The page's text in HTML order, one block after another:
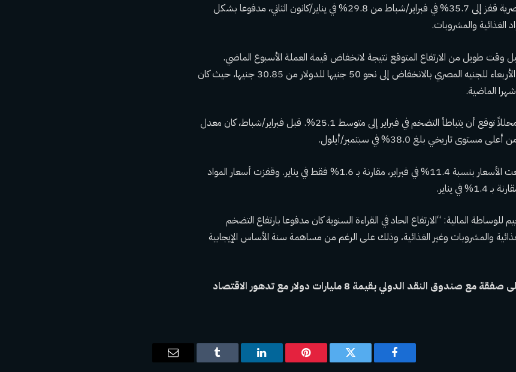
المستهلكين في المدن المصرية قفز إلى 35.7% في فبراير/شباط من 29.8% في يناير/كانون الثاني، مدفوعا بشكل
الغذائية والمشروبات.
وقت طويل من الارتفاع المتوقع نتيجة لانخفاض قيمة العملة الأسبوع الماضي.
وسمح البنك المركزي يوم الأربعاء للجنيه المصري بالانخفاض إلى نحو 50 جنيها للدولار من 30.85 جنيها، حيث كان
الماضية.
وكان استطلاع شمل 14 محللاً توقع أن يتباطأ التضخم في فبراير إلى متوسط ​​25.1%. قبل فبراير/شباط، كان معدل
تاريخي بلغ 38.0% في سبتمبر/أيلول.
وعلى أساس شهري، ارتفعت الأسعار بنسبة 11.4% في فبراير، مقارنة بـ 1.6% فقط في يناير. وقفزت أسعار المواد
المالية: “الارتفاع الحاد في القراءة السنوية كان مدفوعا بارتفاع التضخم
والمشروبات وغير الغذائية، وذلك على الرغم من مساهمة سنة الأساس الإيجابية
النقد الدولي بقيمة 8 مليارات دولار مع تدهور الاقتصاد
فيسبوك تويتر بينتيريستلينكدإن Tumblr
البريد